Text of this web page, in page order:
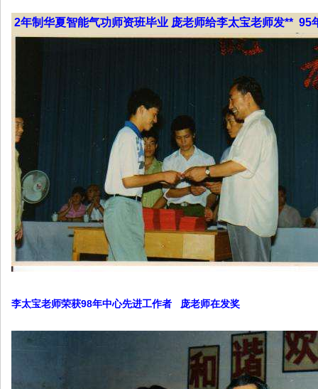
2年制华夏智能气功师资班毕业 庞老师给李太宝老师发** 95
李太宝老师荣获98年中心先进工作者 庞老师在发奖